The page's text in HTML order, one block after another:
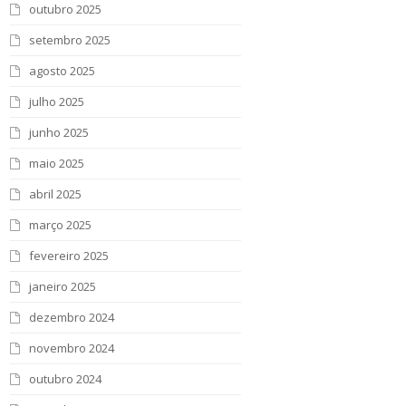
outubro 2025
setembro 2025
agosto 2025
julho 2025
junho 2025
maio 2025
abril 2025
março 2025
fevereiro 2025
janeiro 2025
dezembro 2024
novembro 2024
outubro 2024